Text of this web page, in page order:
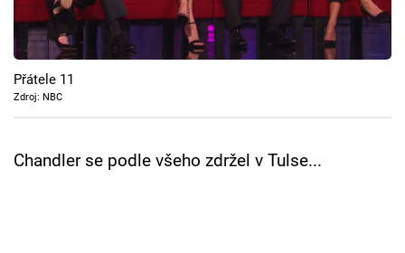
Cool Esport
Pořady
TV Program
Přátele 11
Zdroj: NBC
Chandler se podle všeho zdržel v Tulse...